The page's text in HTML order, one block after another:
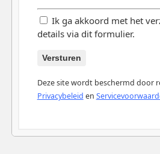
Ik ga akkoord met het
details via dit formulier.
Versturen
Deze site wordt beschermd door
Privacybeleid en